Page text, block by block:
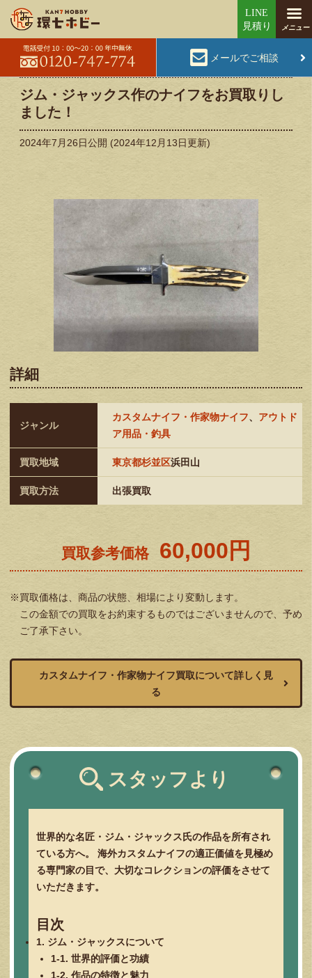
メールでご相談
ジム・ジャックス作のナイフをお買取りし
ました！
2024年7月26日公開 (2024年12月13日更新)
詳細
ジャンル
カスタムナイフ・作家物ナイフ、 アウトド
ア用品・釣具
買取地域 東京都杉並区浜田山
買取方法 出張買取
買取参考価格 60,000円
※買取価格は、商品の状態、相場により変動します。
この金額での買取をお約束するものではございませんので、予め
ご了承下さい。
カスタムナイフ・作家物ナイフ買取について詳しく見
る
スタッフより
世界的な名匠・ジム・ジャックス氏の作品を所有され
ている方へ。 海外カスタムナイフの適正価値を見極め
る専門家の目で、大切なコレクションの評価をさせて
いただきます。
目次
1. ジム・ジャックスについて
1-1. 世界的評価と功績
1-2. 作品の特徴と魅力